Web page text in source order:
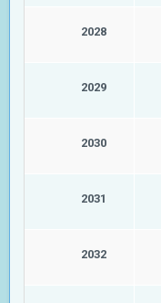
2028
2029
2030
2031
2032